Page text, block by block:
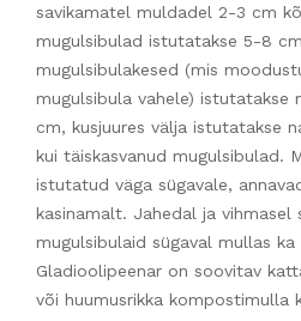
savikamatel muldadel 2-3 cm
mugulsibulad istutatakse 5-8
mugulsibulakesed (mis
mugulsibula vahele) istutatakse
cm, kusjuures välja istutatakse
kui täiskasvanud mugulsibulad.
istutatud väga sügavale,
kasinamalt. Jahedal ja vihmasel
mugulsibulaid sügaval mullas
Gladioolipeenar on soovitav
või huumusrikka kompostimulla